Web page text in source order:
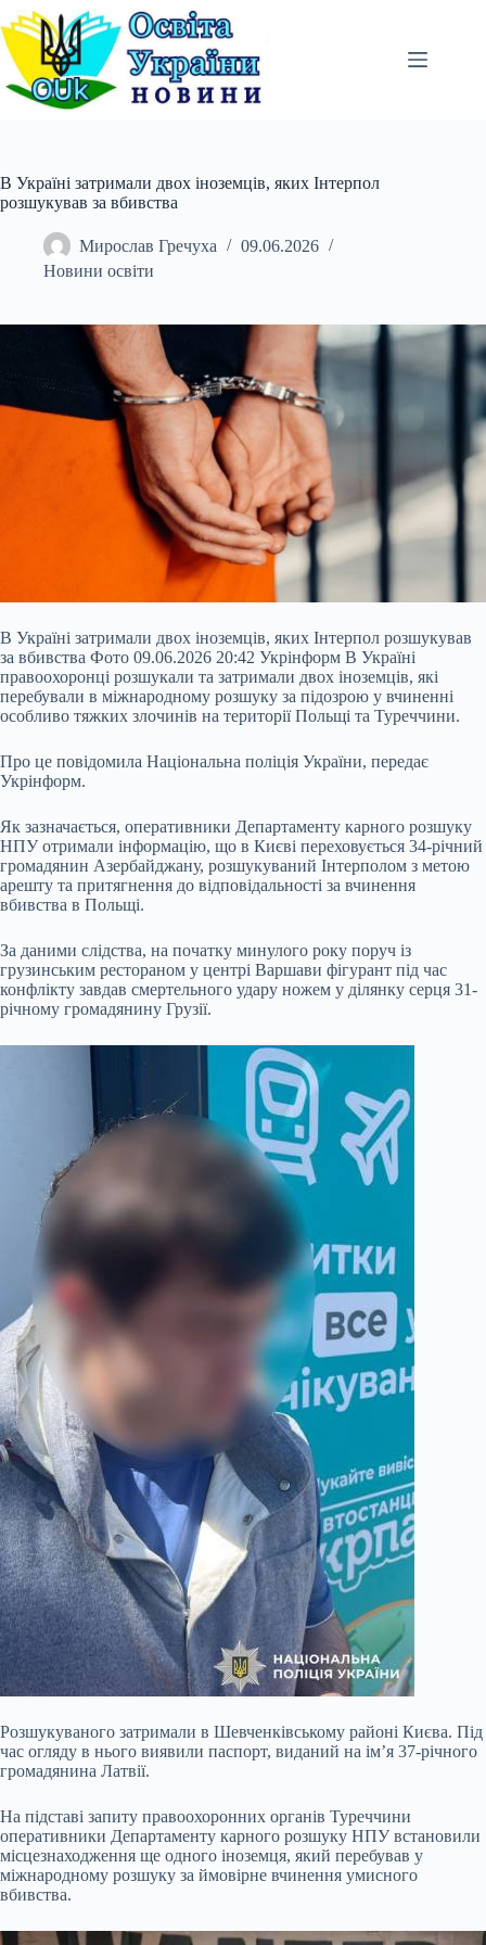
Перейти
до
вмісту
В Україні затримали двох іноземців, яких Інтерпол
розшукував за вбивства
Мирослав Гречуха
09.06.2026
Новини освіти
В Україні затримали двох іноземців, яких Інтерпол розшукував
за вбивства Фото 09.06.2026 20:42 Укрінформ В Україні
правоохоронці розшукали та затримали двох іноземців, які
перебували в міжнародному розшуку за підозрою у вчиненні
особливо тяжких злочинів на території Польщі та Туреччини.
Про це повідомила Національна поліція України, передає
Укрінформ.
Як зазначається, оперативники Департаменту карного розшуку
НПУ отримали інформацію, що в Києві переховується 34-річний
громадянин Азербайджану, розшукуваний Інтерполом з метою
арешту та притягнення до відповідальності за вчинення
вбивства в Польщі.
За даними слідства, на початку минулого року поруч із
грузинським рестораном у центрі Варшави фігурант під час
конфлікту завдав смертельного удару ножем у ділянку серця 31-
річному громадянину Грузії.
Розшукуваного затримали в Шевченківському районі Києва. Під
час огляду в нього виявили паспорт, виданий на ім’я 37-річного
громадянина Латвії.
На підставі запиту правоохоронних органів Туреччини
оперативники Департаменту карного розшуку НПУ встановили
місцезнаходження ще одного іноземця, який перебував у
міжнародному розшуку за ймовірне вчинення умисного
вбивства.